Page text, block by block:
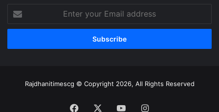
your
Email
Rajdhanitimescg © Copyright 2026, All Rights Reserved
Facebook YouTubeInstagram